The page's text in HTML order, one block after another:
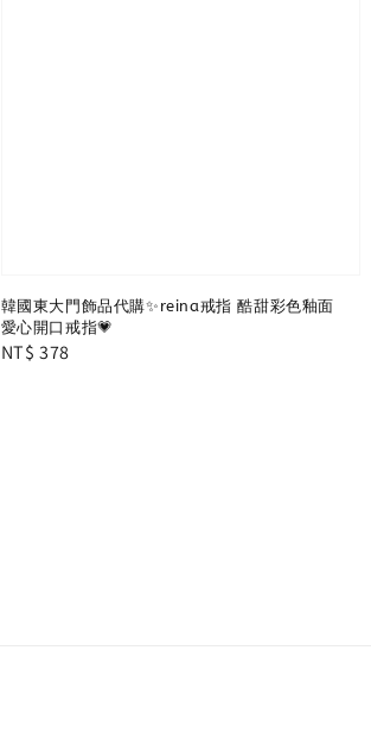
韓國東大門飾品代購✨reina戒指 酷甜彩色釉面
愛心開口戒指💗
Regular
NT$ 378